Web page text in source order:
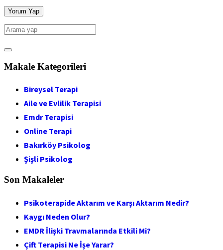
Makale Kategorileri
Bireysel Terapi
Aile ve Evlilik Terapisi
Emdr Terapisi
Online Terapi
Bakırköy Psikolog
Şişli Psikolog
Son Makaleler
Psikoterapide Aktarım ve Karşı Aktarım Nedir?
Kaygı Neden Olur?
EMDR İlişki Travmalarında Etkili Mi?
Çift Terapisi Ne İşe Yarar?